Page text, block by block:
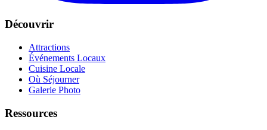
Découvrir
Attractions
Événements Locaux
Cuisine Locale
Où Séjourner
Galerie Photo
Ressources